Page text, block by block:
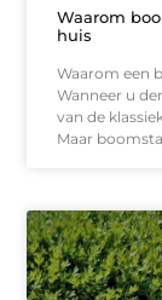
Waarom
huis
Waarom een
Wanneer u
van de
Maar